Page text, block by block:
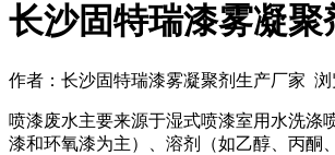
长沙固特瑞漆雾凝
作者：长沙固特瑞漆雾凝聚剂生产厂家 浏
喷漆废水主要来源于湿式喷漆室用水洗涤
漆和环氧漆为主）、溶剂（如乙醇、丙酮